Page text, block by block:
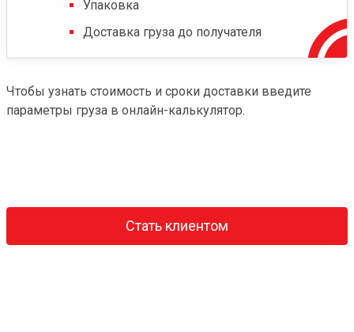
Упаковка
Доставка груза до получателя
Чтобы узнать стоимость и сроки доставки введите
параметры груза в онлайн-калькулятор.
Стать клиентом